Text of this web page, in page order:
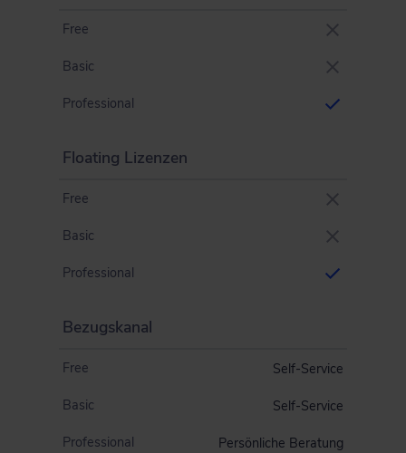
Free
Basic
Professional
Floating Lizenzen
Free
Basic
Professional
Bezugskanal
Free Self-Service
Basic Self-Service
Professional Persönliche Beratung